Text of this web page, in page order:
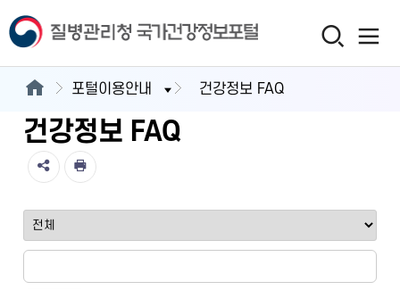
포털이용안내 건강정보 FAQ
건강정보 FAQ